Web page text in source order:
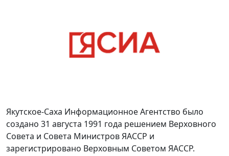
Якутское-Саха Информационное Агентство было
создано 31 августа 1991 года решением Верховного
Совета и Совета Министров ЯАССР и
зарегистрировано Верховным Советом ЯАССР.